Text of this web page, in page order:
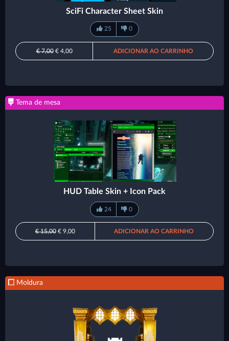
SciFi Character Sheet Skin
25 0
€ 7,00€ 4,00 ADICIONAR AO CARRINHO
Tema de mesa
HUD Table Skin + Icon Pack
24 0
€ 15,00€ 9,00 ADICIONAR AO CARRINHO
Moldura